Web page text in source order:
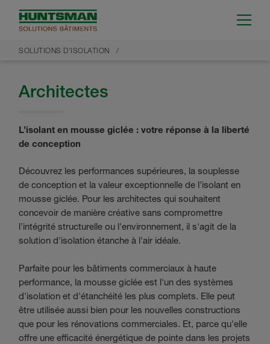
SOLUTIONS D'ISOLATION
Architectes
L’isolant en mousse giclée : votre réponse à la liberté
de conception
Découvrez les performances supérieures, la souplesse
de conception et la valeur exceptionnelle de l'isolant en
mousse giclée. Pour les architectes qui souhaitent
concevoir de manière créative sans compromettre
l'intégrité structurelle ou l'environnement, il s'agit de la
solution d'isolation étanche à l'air idéale.
Parfaite pour les bâtiments commerciaux à haute
performance, la mousse giclée est l'un des systèmes
d'isolation et d'étanchéité les plus complets. Elle peut
être utilisée aussi bien pour les nouvelles constructions
que pour les rénovations commerciales. Et, parce qu'elle
offre une efficacité énergétique de pointe dans les projets